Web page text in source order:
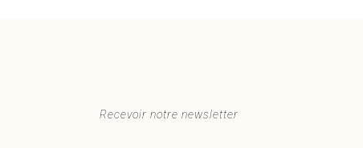
Recevoir notre newsletter